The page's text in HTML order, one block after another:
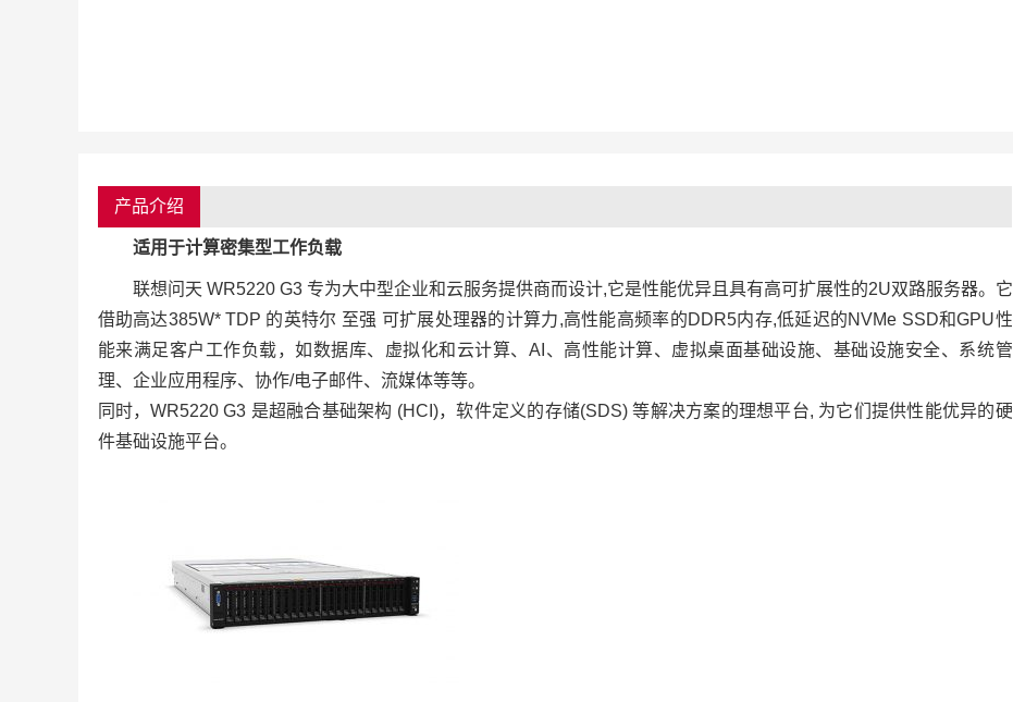
产品介绍
适用于计算密集型工作负载
联想问天 WR5220 G3 专为大中型企业和云服务提供商而设计,它是性能优异且具有高可扩展性的2U双路服务器。它
借助高达385W* TDP 的英特尔 至强 可扩展处理器的计算力,高性能高频率的DDR5内存,低延迟的NVMe SSD和GPU性
能来满足客户工作负载，如数据库、虚拟化和云计算、AI、高性能计算、虚拟桌面基础设施、基础设施安全、系统管
理、企业应用程序、协作/电子邮件、流媒体等等。
同时，WR5220 G3 是超融合基础架构 (HCI)，软件定义的存储(SDS) 等解决方案的理想平台, 为它们提供性能优异的硬
件基础设施平台。